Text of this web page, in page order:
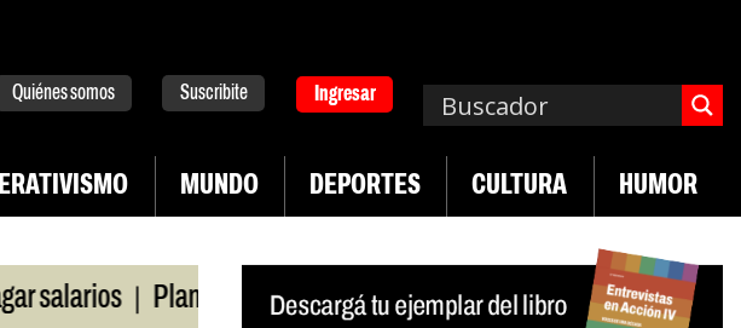
Quiénes somos Suscribite Ingresar
MUNDO DEPORTES CULTURA HUMOR
| Plan de lucha de UTEP | Exportaciones del agro | Crece